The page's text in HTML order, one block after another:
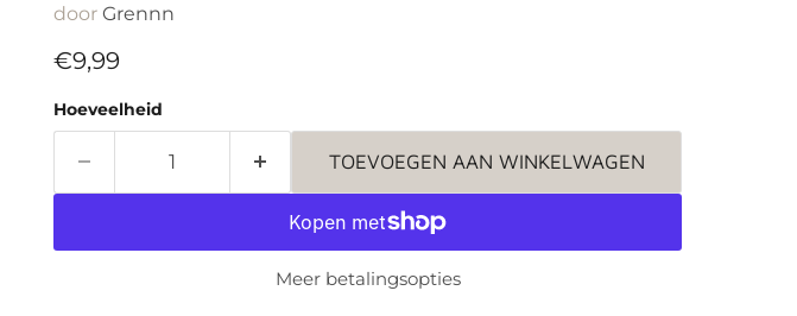
door Grennn
Huidige prijs
€9,99
Hoeveelheid
TOEVOEGEN AAN WINKELWAGEN
Meer betalingsopties